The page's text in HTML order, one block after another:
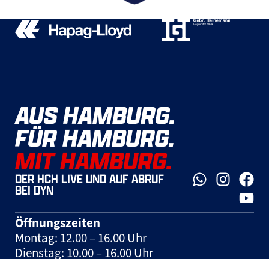
AUS HAMBURG.
FÜR HAMBURG.
MIT HAMBURG.
DER HCH LIVE UND AUF ABRUF
BEI DYN
Öffnungszeiten
Montag: 12.00 – 16.00 Uhr
Dienstag: 10.00 – 16.00 Uhr